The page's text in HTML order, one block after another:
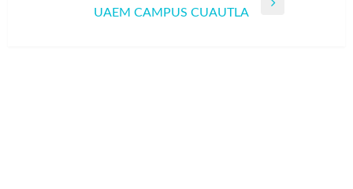
UAEM CAMPUS CUAUTLA